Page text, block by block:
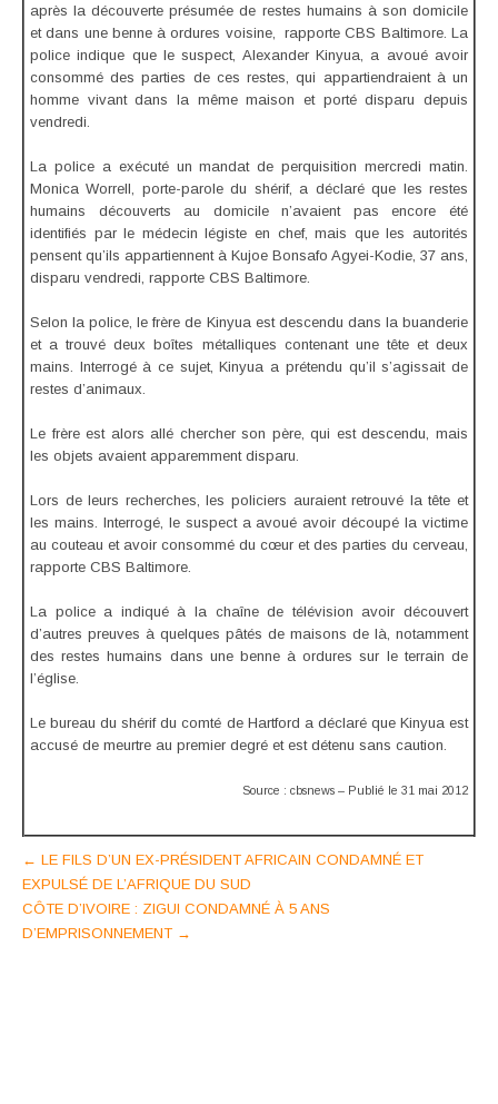
après la découverte présumée de restes humains à son domicile
et dans une benne à ordures voisine, rapporteCBS Baltimore. La
police indique que le suspect, Alexander Kinyua, a avoué avoir
consommé des parties de ces restes, qui appartiendraient à un
homme vivant dans la même maison et porté disparu depuis
vendredi.
La police a exécuté un mandat de perquisition mercredi matin.
Monica Worrell, porte-parole du shérif, a déclaré que les restes
humains découverts au domicile n’avaient pas encore été
identifiés par le médecin légiste en chef, mais que les autorités
pensent qu’ils appartiennent à Kujoe Bonsafo Agyei-Kodie, 37 ans,
disparu vendredi, rapporte CBS Baltimore.
Selon la police, le frère de Kinyua est descendu dans la buanderie
et a trouvé deux boîtes métalliques contenant une tête et deux
mains. Interrogé à ce sujet, Kinyua a prétendu qu’il s’agissait de
restes d’animaux.
Le frère est alors allé chercher son père, qui est descendu, mais
les objets avaient apparemment disparu.
Lors de leurs recherches, les policiers auraient retrouvé la tête et
les mains. Interrogé, le suspect a avoué avoir découpé la victime
au couteau et avoir consommé du cœur et des parties du cerveau,
rapporte CBS Baltimore.
La police a indiqué à la chaîne de télévision avoir découvert
d’autres preuves à quelques pâtés de maisons de là, notamment
des restes humains dans une benne à ordures sur le terrain de
l’église.
Le bureau du shérif du comté de Hartford a déclaré que Kinyua est
accusé de meurtre au premier degré et est détenu sans caution.
Source : cbsnews – Publié le 31 mai 2012
Post
navigation
← LE FILS D’UN EX-PRÉSIDENT AFRICAIN CONDAMNÉ ET
EXPULSÉ DE L’AFRIQUE DU SUD
CÔTE D’IVOIRE : ZIGUI CONDAMNÉ À 5 ANS
D’EMPRISONNEMENT →